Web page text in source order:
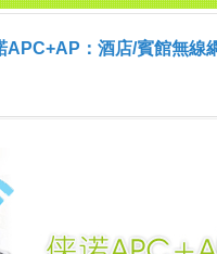
APC+AP：酒店/賓館無線